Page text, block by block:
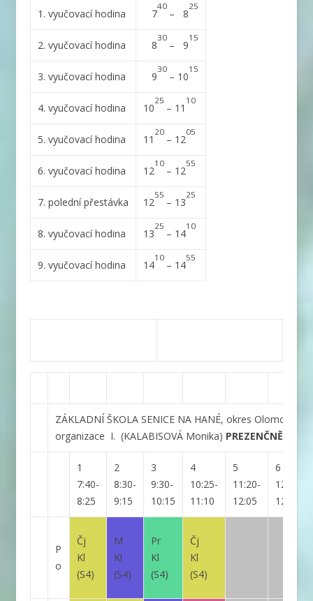
1. vyučovací hodina 7
40
– 8
25
2. vyučovací hodina 8
30
– 9
15
3. vyučovací hodina 9
30
– 10
15
4. vyučovací hodina 10
25
– 11
10
5. vyučovací hodina 11
20
– 12
05
6. vyučovací hodina 12
10
– 12
55
7. polední přestávka 12
55
– 13
25
8. vyučovací hodina 13
25
– 14
10
9. vyučovací hodina 14
10
– 14
55
ZÁKLADNÍ ŠKOLA SENICE NA HANÉ, okres Olomouc,
organizace I. (KALABISOVÁ Monika) PREZENČNĚ
1
7:40-
8:25
2
8:30-
9:15
3
9:30-
10:15
4
10:25-
11:10
5
11:20-
12:05
6
12:10-
12:55
P
o
Čj
Kl
(S4)
M
Kl
(S4)
Pr
Kl
(S4)
Čj
Kl
(S4)